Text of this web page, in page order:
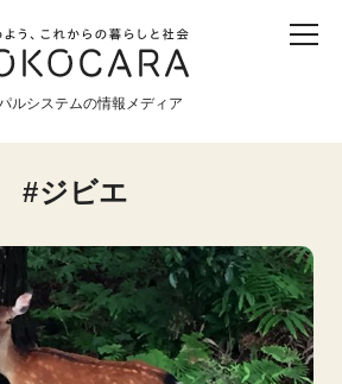
ルシステムの情報メディア
食育 食べる 震災
テム
ジビエ